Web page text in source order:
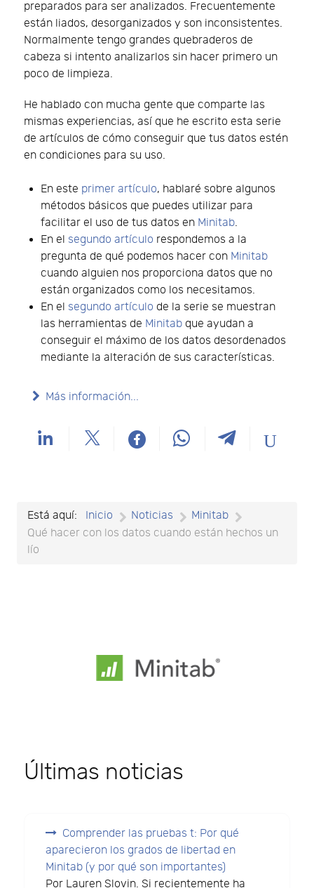
preparados para ser analizados. Frecuentemente
están liados, desorganizados y son inconsistentes.
Normalmente tengo grandes quebraderos de
cabeza si intento analizarlos sin hacer primero un
poco de limpieza.
He hablado con mucha gente que comparte las
mismas experiencias, así que he escrito esta serie
de artículos de cómo conseguir que tus datos estén
en condiciones para su uso.
En este primer artículo, hablaré sobre algunos
métodos básicos que puedes utilizar para
facilitar el uso de tus datos en Minitab.
En el segundo artículo respondemos a la
pregunta de qué podemos hacer con Minitab
cuando alguien nos proporciona datos que no
están organizados como los necesitamos.
En el segundo artículo de la serie se muestran
las herramientas de Minitab que ayudan a
conseguir el máximo de los datos desordenados
mediante la alteración de sus características.
Más información...
Está aquí: Inicio Noticias
Minitab
Qué hacer con los datos cuando están hechos un
lío
Últimas noticias
Comprender las pruebas t: Por qué
aparecieron los grados de libertad en
Minitab (y por qué son importantes)
Por Lauren Slovin. Si recientemente ha